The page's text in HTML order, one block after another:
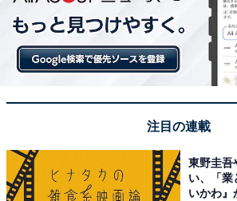
注目の連載
東野圭吾
い、「業
いかわ』